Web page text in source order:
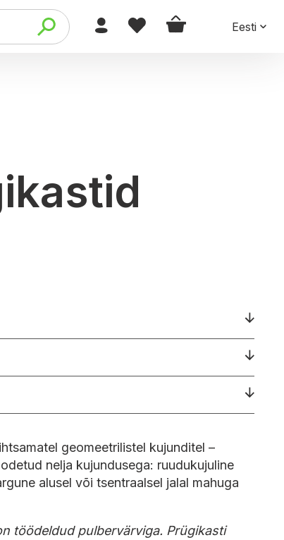
Eesti
geomeetrilistel kujunditel –
nelja kujundusega: ruudukujuline
alusel või tsentraalsel jalal mahuga
töödeldud pulbervärviga. Prügikasti